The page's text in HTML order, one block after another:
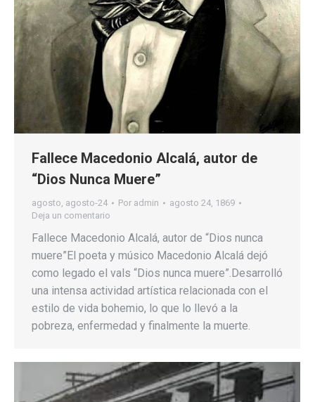
Fallece Macedonio Alcalá, autor de
“Dios Nunca Muere”
agosto agosto-24 Por admin
agosto 24, 1869
Deja un comentario
Fallece Macedonio Alcalá, autor de “Dios nunca
muere”El poeta y músico Macedonio Alcalá dejó
como legado el vals “Dios nunca muere”.Desarrolló
una intensa actividad artística relacionada con el
estilo de vida bohemio, lo que lo llevó a la
pobreza, enfermedad y finalmente la muerte.